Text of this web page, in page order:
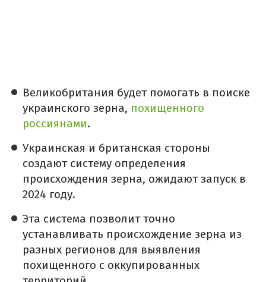
Великобритания будет помогать в поиске
украинского зерна, похищенного
россиянами.
Украинская и британская стороны
создают систему определения
происхождения зерна, ожидают запуск в
2024 году.
Эта система позволит точно
устанавливать происхождение зерна из
разных регионов для выявления
похищенного с оккупированных